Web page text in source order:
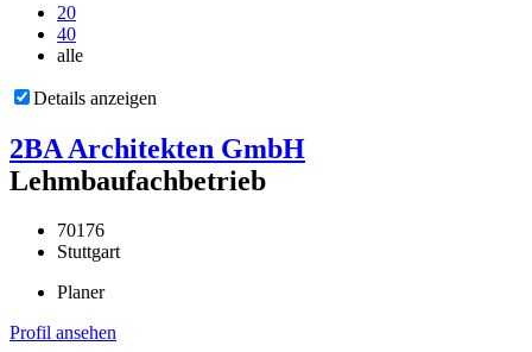
20
40
alle
Details anzeigen
2BA Architekten GmbH
Lehmbaufachbetrieb
70176
Stuttgart
Planer
Profil ansehen